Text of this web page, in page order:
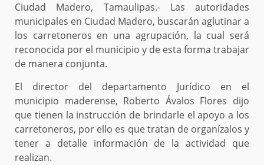
Ciudad Madero, Tamaulipas.- Las autoridades
municipales en Ciudad Madero, buscarán aglutinar a
los carretoneros en una agrupación, la cual será
reconocida por el municipio y de esta forma trabajar
de manera conjunta.
El director del departamento Jurídico en el
municipio maderense, Roberto Ávalos Flores dijo
que tienen la instrucción de brindarle el apoyo a los
carretoneros, por ello es que tratan de organízalos y
tener a detalle información de la actividad que
realizan.